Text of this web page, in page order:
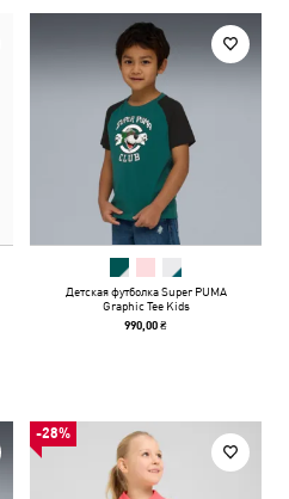
Детская футболка Super PUMA
Graphic Tee Kids
990,00 ₴
-28%